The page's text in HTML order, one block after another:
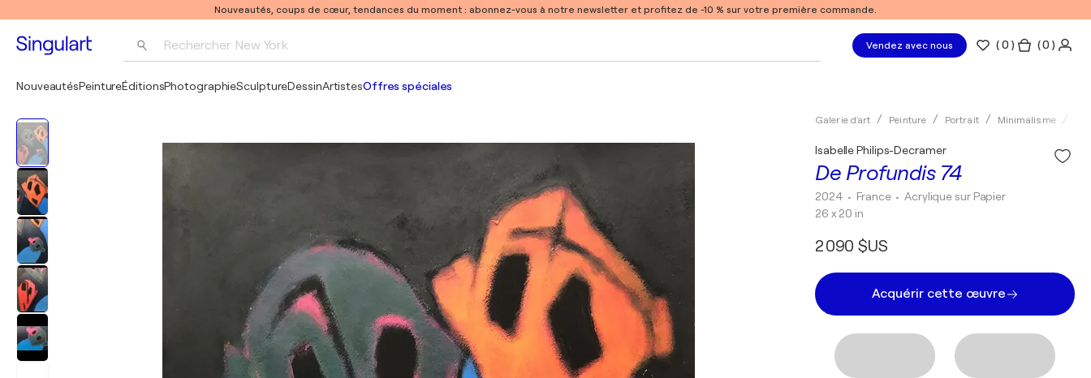
Nouveautés, coups de cœur, tendances du moment : abonnez-vous à notre newsletter et profitez de -10 % sur votre première commande.
Rechercher New York
Pablo Picasso
Vendez avec nous (0 ) ( 0 )
NouveautésPeintureÉditionsPhotographieSculptureDessinArtistesOffres spéciales
Galerie d'art Peinture Portrait Minimalisme
De Profundis 74
Isabelle Philips-Decramer
2024 • France •Acrylique sur Papier
26 x 20 in
2 090 $US
Acquérir cette œuvre